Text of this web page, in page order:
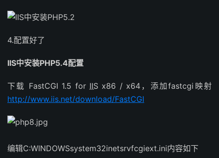
4.配置好了
IIS中安装PHP5.4配置
下载 FastCGI 1.5 for IIS x86 / x64，添加fastcgi映射
http://www.iis.net/download/FastCGI
编辑C:WINDOWSsystem32inetsrvfcgiext.ini内容如下